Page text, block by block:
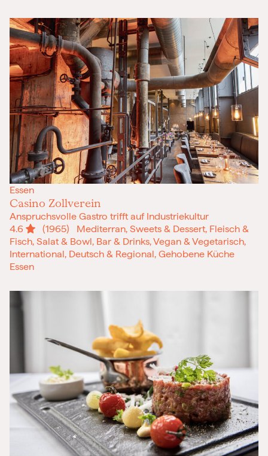
Essen
Casino Zollverein
Anspruchsvolle Gastro trifft auf Industriekultur
4.6
(1965) Mediterran, Sweets & Dessert, Fleisch &
Fisch, Salat & Bowl, Bar & Drinks, Vegan & Vegetarisch,
International, Deutsch & Regional, Gehobene Küche
Essen